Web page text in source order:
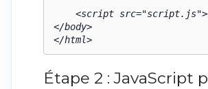
</body>
</html>
Étape 2 : JavaScript